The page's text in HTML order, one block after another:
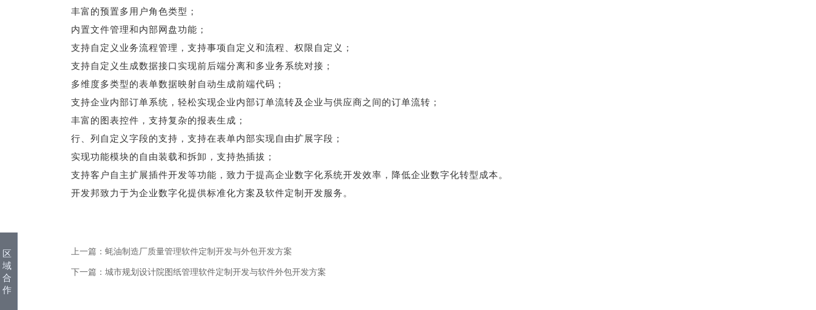
区
域
合
作
丰富的预置多用户角色类型；
内置文件管理和内部网盘功能；
支持自定义业务流程管理，支持事项自定义和流程、权限自定义；
支持自定义生成数据接口实现前后端分离和多业务系统对接；
多维度多类型的表单数据映射自动生成前端代码；
支持企业内部订单系统，轻松实现企业内部订单流转及企业与供应商之间的订单流转；
丰富的图表控件，支持复杂的报表生成；
行、列自定义字段的支持，支持在表单内部实现自由扩展字段；
实现功能模块的自由装载和拆卸，支持热插拔；
支持客户自主扩展插件开发等功能，致力于提高企业数字化系统开发效率，降低企业数字化转型成本。
开发邦致力于为企业数字化提供标准化方案及软件定制开发服务。
上一篇： 蚝油制造厂质量管理软件定制开发与外包开发方案
下一篇： 城市规划设计院图纸管理软件定制开发与软件外包开发方案